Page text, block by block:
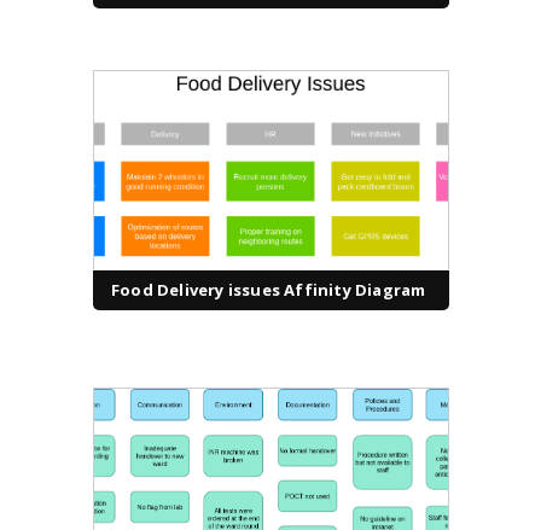
Food Delivery issues Affinity Diagram